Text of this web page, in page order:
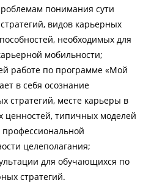
понимания сути
видов карьерных
необходимых для
мобильности;
работе по программе «Мой
в себя осознание
стратегий, месте карьеры в
ценностей, типичных моделей
целеполагания;
для обучающихся по
стратегий.